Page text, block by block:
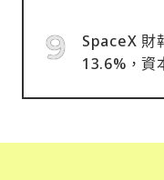
SpaceX 財
13.6%，資